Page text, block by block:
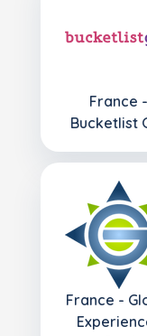
France -
Bucketlist
France -